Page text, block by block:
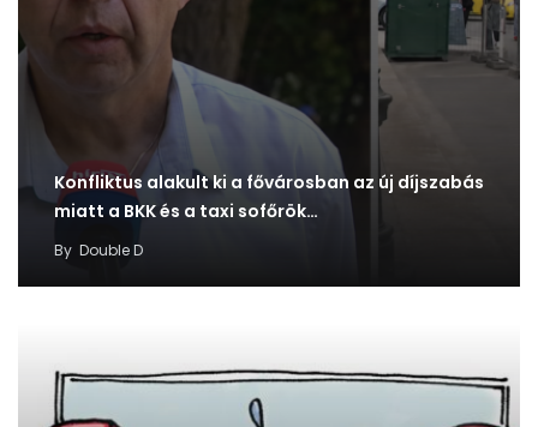
Konfliktus alakult ki a fővárosban az új díjszabás
miatt a BKK és a taxi sofőrök…
By Double D